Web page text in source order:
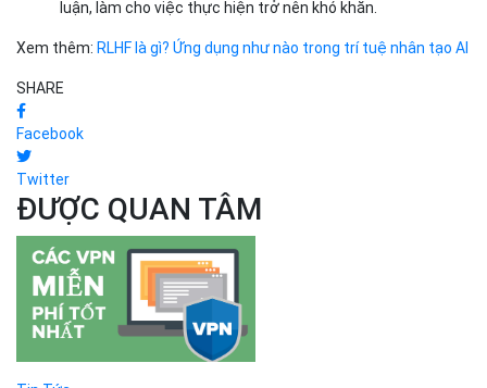
Tin Tức
TOP 5 phần mềm VPN miễn phí
an...
Bizfly Cloud
08-01-2021